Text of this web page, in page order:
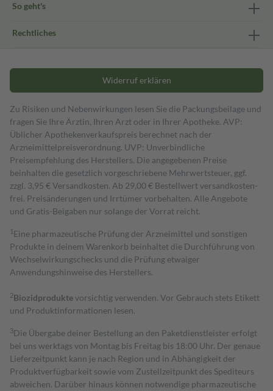
So geht's
Rechtliches
Widerruf erklären
Zu Risiken und Nebenwirkungen lesen Sie die Packungsbeilage und
fragen Sie Ihre Ärztin, Ihren Arzt oder in Ihrer Apotheke. AVP:
Üblicher Apothekenverkaufspreis berechnet nach der
Arzneimittelpreisverordnung. UVP: Unverbindliche
Preisempfehlung des Herstellers. Die angegebenen Preise
beinhalten die gesetzlich vorgeschriebene Mehrwertsteuer, ggf.
zzgl. 3,95 € Versandkosten. Ab 29,00 € Bestell­wert versand­kosten­
frei. Preisänderungen und Irrtümer vorbehalten. Alle Angebote
und Gratis-Beigaben nur solange der Vorrat reicht.
1 Eine pharmazeutische Prüfung der Arzneimittel und sonstigen
Produkte in deinem Warenkorb beinhaltet die Durchführung von
Wechselwirkungschecks und die Prüfung etwaiger
Anwendungshinweise des Herstellers.
2Biozidproduktevorsichtig verwenden. Vor Gebrauch stets Etikett
und Produktinformationen lesen.
3Die Übergabe deiner Bestellung an den Paketdienstleister erfolgt
bei uns werktags von Montag bis Freitag bis 18:00 Uhr. Der genaue
Lieferzeitpunkt kann je nach Region und in Abhängigkeit der
Produktverfügbarkeit sowie vom Zustellzeitpunkt des Spediteurs
abweichen. Darüber hinaus können notwendige pharmazeutische